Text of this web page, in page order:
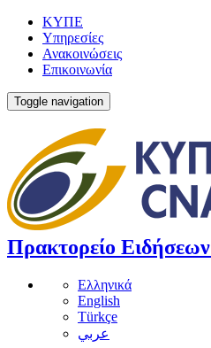
ΚΥΠΕ
Υπηρεσίες
Ανακοινώσεις
Επικοινωνία
Toggle navigation
Πρακτορείο Ειδήσεων
Ελληνικά
English
Türkçe
عربي